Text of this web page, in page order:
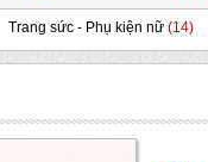
Trang sức - Phụ kiện nữ (14)